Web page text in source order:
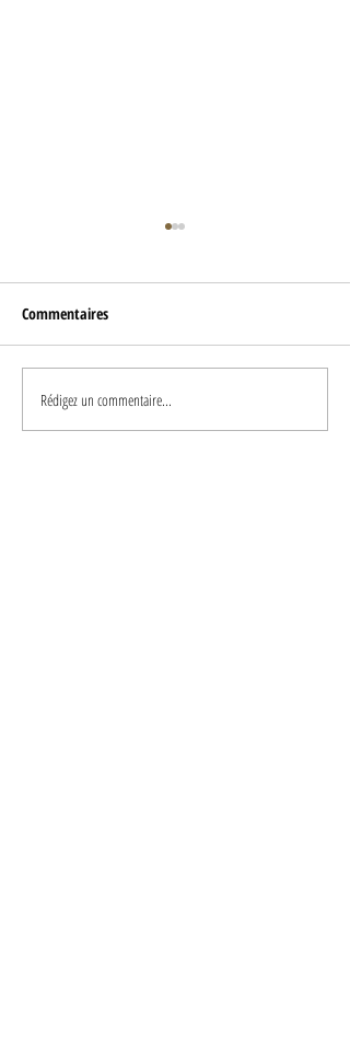
Commentaires
Rédigez un commentaire...